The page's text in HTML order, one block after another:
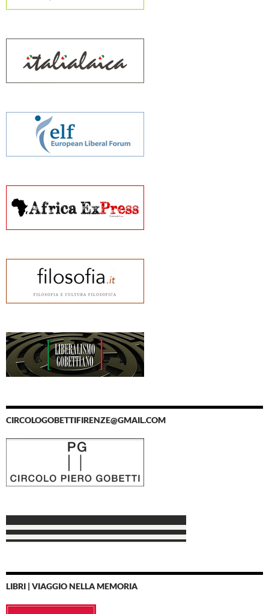
CIRCOLOGOBETTIFIRENZE@GMAIL.COM
LIBRI | VIAGGIO NELLA MEMORIA